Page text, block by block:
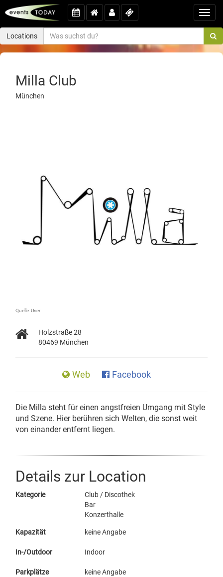
Locations
Milla Club
München
Quelle: User
Holzstraße 28
80469 München
Web Facebook
Die Milla steht für einen angstfreien Umgang mit Style
und Szene. Hier berühren sich Welten, die sonst weit
von einander entfernt liegen.
Details zur Location
Kategorie
Club / Discothek
Bar
Konzerthalle
Kapazität keine Angabe
In-/Outdoor Indoor
Parkplätze keine Angabe